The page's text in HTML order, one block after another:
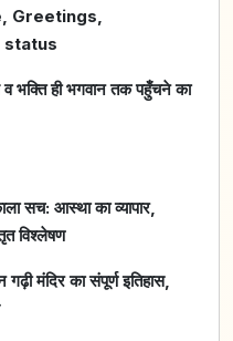
Greetings,
status
ही भगवान तक पहुँचने का
सच: आस्था का व्यापार,
विश्लेषण
गढ़ी मंदिर का संपूर्ण इतिहास,